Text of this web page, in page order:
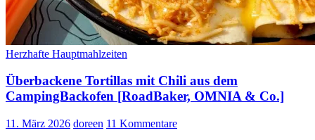
Herzhafte Hauptmahlzeiten
Überbackene Tortillas mit Chili aus dem
CampingBackofen [RoadBaker, OMNIA & Co.]
11. März 2026 doreen 11 Kommentare